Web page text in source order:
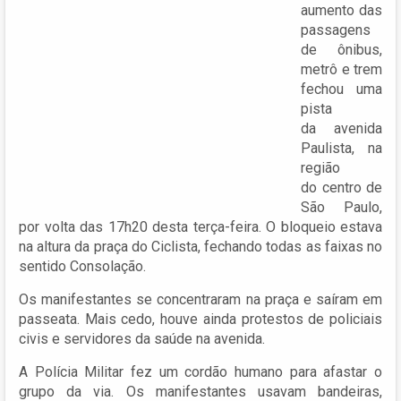
aumento das
passagens
de ônibus,
metrô e trem
fechou uma
pista
da avenida
Paulista, na
região
do centro de
São Paulo,
por volta das 17h20 desta terça-feira. O bloqueio estava
na altura da praça do Ciclista, fechando todas as faixas no
sentido Consolação.
Os manifestantes se concentraram na praça e saíram em
passeata. Mais cedo, houve ainda protestos de policiais
civis e servidores da saúde na avenida.
A Polícia Militar fez um cordão humano para afastar o
grupo da via. Os manifestantes usavam bandeiras,